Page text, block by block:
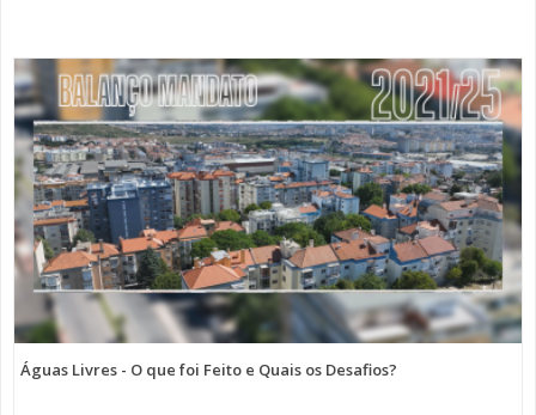
Águas Livres - O que foi Feito e Quais os Desafios?